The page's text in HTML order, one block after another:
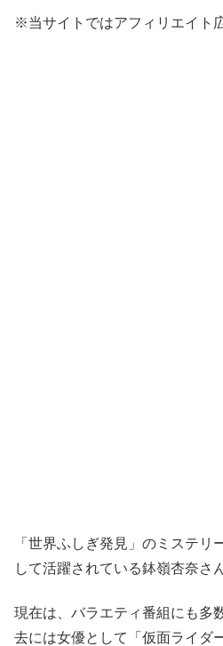
※当サイトではアフィリエイト
「世界ふしぎ発見」のミステリ
して活躍されている鉢嶺杏奈さ
現在は、バラエティ番組にも多
去には女優として「仮面ライダ